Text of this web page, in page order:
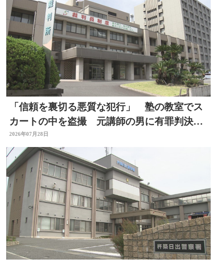
「信頼を裏切る悪質な犯行」 塾の教室でス
カートの中を盗撮 元講師の男に有罪判決
大分
2026年07月28日